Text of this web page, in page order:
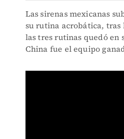
Las sirenas mexicanas
su rutina acrobática, tras
las tres rutinas quedó en
China fue el equipo